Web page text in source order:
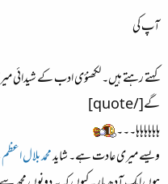
آپ کی
کہتے رہتے ہیں۔ لکھنؤی ادب کے شیدائی
گے[/quote]
ہاہاہاہاہاہا۔۔۔
ویسے میری عادت ہے۔ شایدمحمد بلال اعظم